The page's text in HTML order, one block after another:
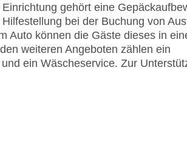
gehört eine
bei der Buchung von
Auto können die Gäste dieses in
weiteren Angeboten zählen ein
ein Wäscheservice. Zur